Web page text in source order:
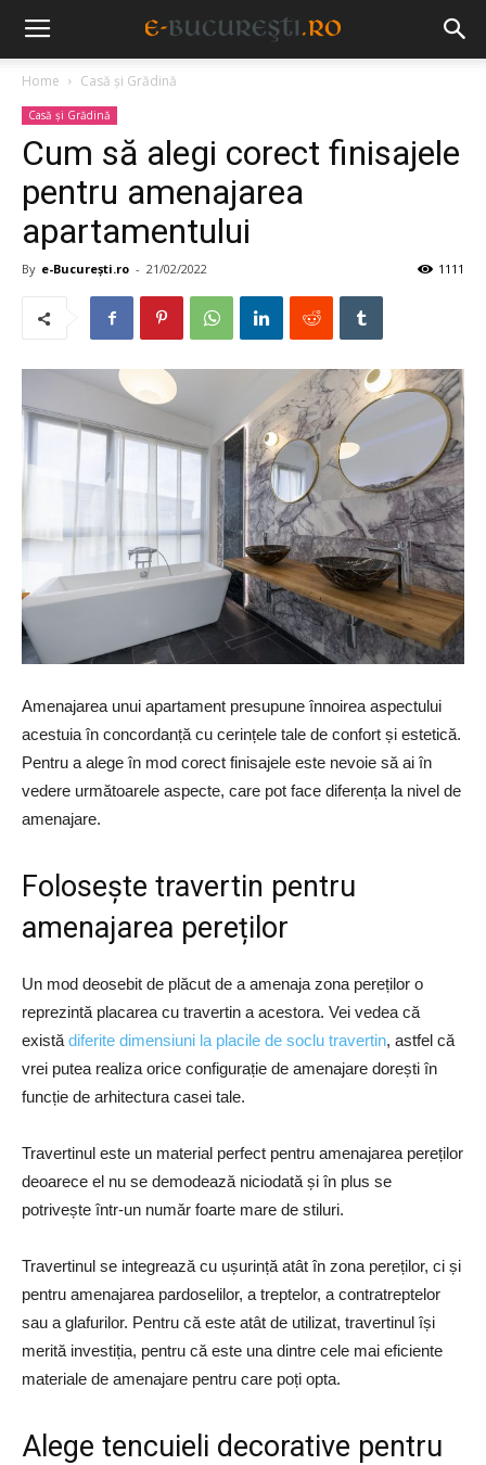
Home Casă și Grădină
Casă și Grădină
Cum să alegi corect finisajele
pentru amenajarea
apartamentului
By e-București.ro - 21/02/2022 1111
Amenajarea unui apartament presupune înnoirea aspectului
acestuia în concordanță cu cerințele tale de confort și estetică.
Pentru a alege în mod corect finisajele este nevoie să ai în
vedere următoarele aspecte, care pot face diferența la nivel de
amenajare.
Folosește travertin pentru
amenajarea pereților
Un mod deosebit de plăcut de a amenaja zona pereților o
reprezintă placarea cu travertin a acestora. Vei vedea că
există diferite dimensiuni la placile de soclu travertin, astfel că
vrei putea realiza orice configurație de amenajare dorești în
funcție de arhitectura casei tale.
Travertinul este un material perfect pentru amenajarea pereților
deoarece el nu se demodează niciodată și în plus se
potrivește într-un număr foarte mare de stiluri.
Travertinul se integrează cu ușurință atât în zona pereților, ci și
pentru amenajarea pardoselilor, a treptelor, a contratreptelor
sau a glafurilor. Pentru că este atât de utilizat, travertinul își
merită investiția, pentru că este una dintre cele mai eficiente
materiale de amenajare pentru care poți opta.
Alege tencuieli decorative pentru